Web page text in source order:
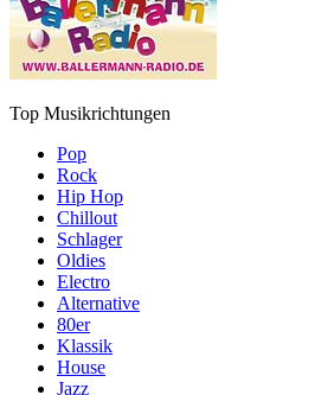
Top Musikrichtungen
Pop
Rock
Hip Hop
Chillout
Schlager
Oldies
Electro
Alternative
80er
Klassik
House
Jazz